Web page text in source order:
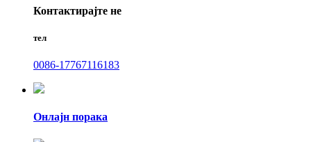
Контактирајте не
тел
0086-17767116183
Онлајн порака